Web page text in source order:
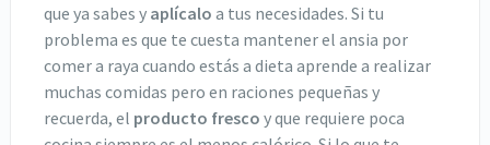
que ya sabes y aplícalo a tus necesidades. Si tu
problema es que te cuesta mantener el ansia por
comer a raya cuando estás a dieta aprende a realizar
muchas comidas pero en raciones pequeñas y
recuerda, el producto fresco y que requiere poca